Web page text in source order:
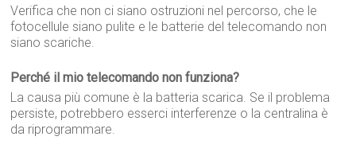
Verifica che non ci siano ostruzioni nel percorso, che le
fotocellule siano pulite e le batterie del telecomando non
siano scariche.
Perché il mio telecomando non funziona?
La causa più comune è la batteria scarica. Se il problema
persiste, potrebbero esserci interferenze o la centralina è
da riprogrammare.